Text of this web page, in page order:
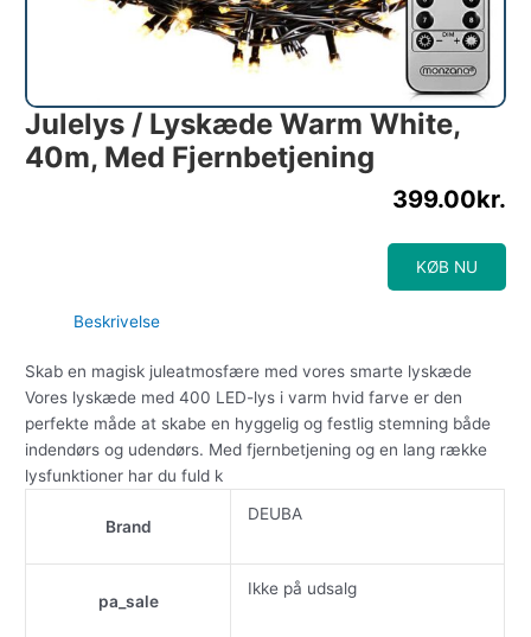
Julelys / Lyskæde Warm White,
40m, Med Fjernbetjening
399.00kr.
KØB NU
Beskrivelse
Skab en magisk juleatmosfære med vores smarte lyskæde
Vores lyskæde med 400 LED-lys i varm hvid farve er den
perfekte måde at skabe en hyggelig og festlig stemning både
indendørs og udendørs. Med fjernbetjening og en lang række
lysfunktioner har du fuld k
Brand
DEUBA
pa_sale
Ikke på udsalg